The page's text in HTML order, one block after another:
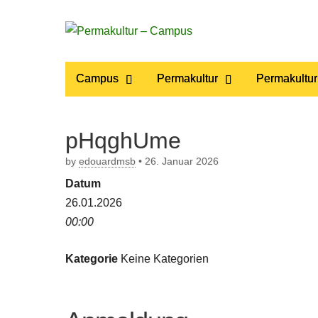
Permakultur
– Campus
Main
menu
Campus Permakultur
pHqghUme
by edouardmsb • 26. Januar 2026
Datum
26.01.2026
00:00
Kategorie Keine Kategorien